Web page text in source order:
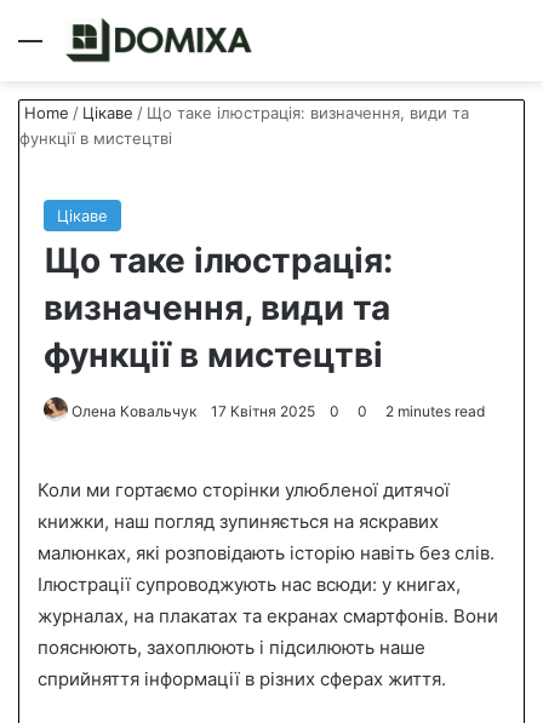
Menu
Home / Цікаве / Що таке ілюстрація: визначення, види та
функції в мистецтві
Цікаве
Що таке ілюстрація:
визначення, види та
функції в мистецтві
Олена Ковальчук
d
a
n
e
m
a
i
17 Квітня 2025 0 0 2 minutes read
Коли ми гортаємо сторінки улюбленої дитячої
книжки, наш погляд зупиняється на яскравих
малюнках, які розповідають історію навіть без слів.
Ілюстрації супроводжують нас всюди: у книгах,
журналах, на плакатах та екранах смартфонів. Вони
пояснюють, захоплюють і підсилюють наше
сприйняття інформації в різних сферах життя.